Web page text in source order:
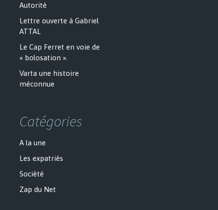
Autorité
Lettre ouverte à Gabriel
ATTAL
Le Cap Ferret en voie de
« bolosation ».
Varta une histoire
méconnue
Catégories
A la une
Les expatriés
Société
Zap du Net